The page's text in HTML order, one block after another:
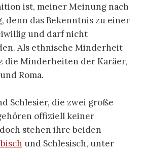
ist, meiner Meinung nach
denn das Bekenntnis zu einer
und darf nicht
Als ethnische Minderheit
die Minderheiten der Karäer,
Roma.
Schlesier, die zwei große
offiziell keiner
stehen ihre beiden
und Schlesisch, unter